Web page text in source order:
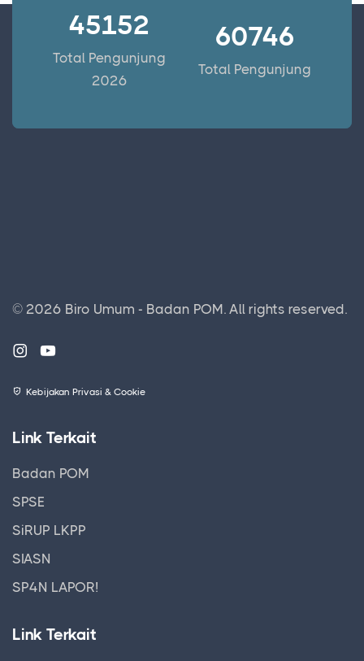
45152
Total Pengunjung
2026
60746
Total Pengunjung
© 2026 Biro Umum - Badan POM. All rights reserved.
Kebijakan Privasi & Cookie
Link Terkait
Badan POM
SPSE
SiRUP LKPP
SIASN
SP4N LAPOR!
Link Terkait